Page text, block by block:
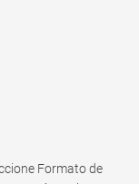
Formato de